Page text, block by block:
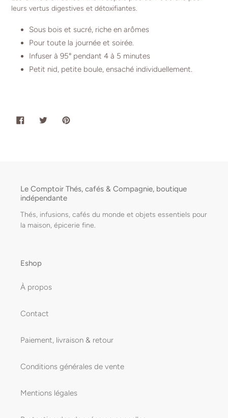
leurs vertus digestives et détoxifiantes.
Sous bois et sucré, riche en arômes
Pour toute la journée et soirée.
Infuser à 95° pendant 4 à 5 minutes
Petit nid, petite boule, ensaché individuellement.
PARTAGERTWEETER
Le Comptoir Thés, cafés & Compagnie, boutique
indépendante
Thés, infusions, cafés du monde et objets essentiels pour
la maison, épicerie fine.
Eshop
À propos
Contact
Paiement, livraison & retour
Conditions générales de vente
Mentions légales